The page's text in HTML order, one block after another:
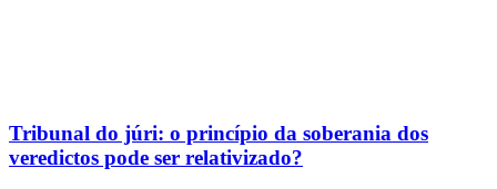
Tribunal do júri: o princípio da soberania dos
veredictos pode ser relativizado?